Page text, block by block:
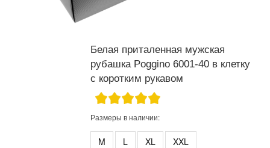
Белая приталенная мужская
рубашка Poggino 6001-40 в клетку
с коротким рукавом
Размеры в наличии:
M L XL XXL